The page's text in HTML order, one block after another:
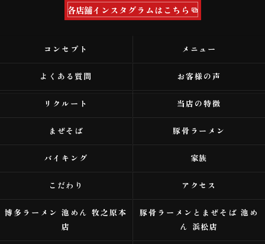
各店舗インスタグラムはこちら
コンセプト メニュー
よくある質問 お客様の声
リクルート 当店の特徴
まぜそば 豚骨ラーメン
バイキング 家族
こだわり アクセス
博多ラーメン 池めん 牧之原本
店
豚骨ラーメンとまぜそば 池め
ん 浜松店